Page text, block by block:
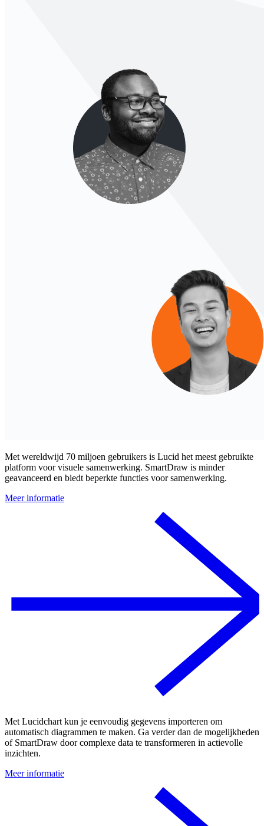
Met wereldwijd 70 miljoen gebruikers is Lucid het meest gebruikte
platform voor visuele samenwerking. SmartDraw is minder
geavanceerd en biedt beperkte functies voor samenwerking.
Meer informatie
Met Lucidchart kun je eenvoudig gegevens importeren om
automatisch diagrammen te maken. Ga verder dan de mogelijkheden
of SmartDraw door complexe data te transformeren in actievolle
inzichten.
Meer informatie